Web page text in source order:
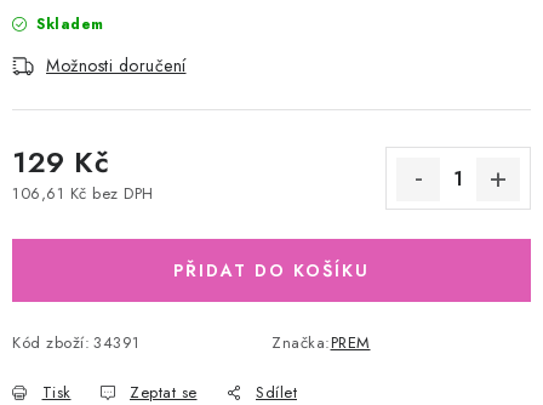
Skladem
Možnosti doručení
129 Kč
106,61 Kč bez DPH
PŘIDAT DO KOŠÍKU
Kód zboží: 34391 Značka:PREM
Tisk Zeptat se Sdílet